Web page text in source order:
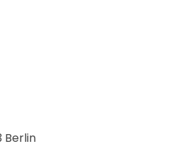
Berlin